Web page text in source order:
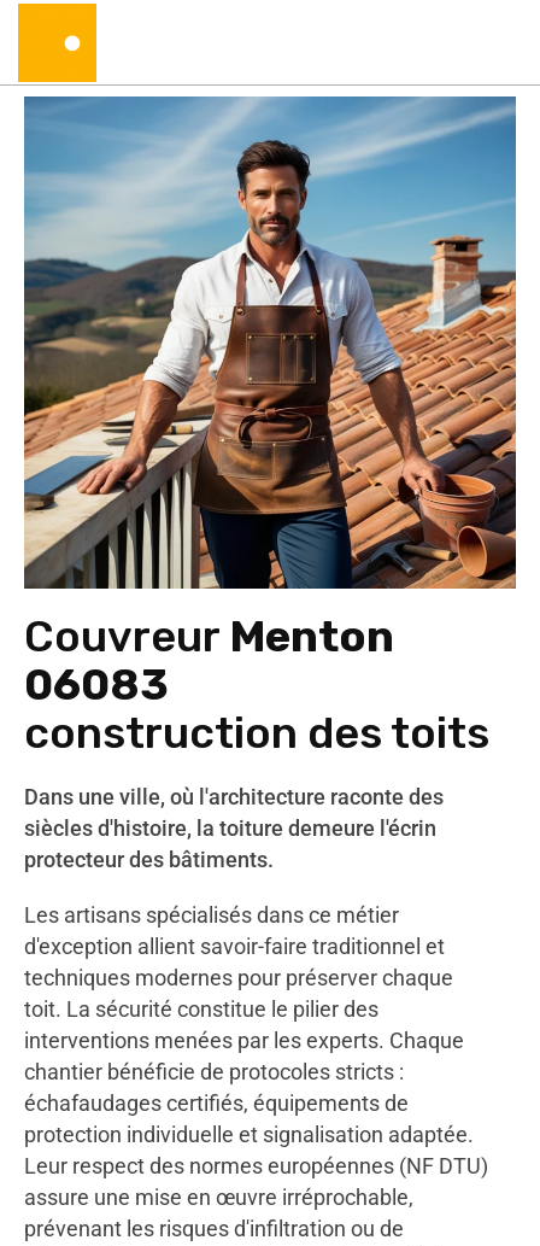
Couvreur Menton
06083
construction des toits
Dans une ville, où l'architecture raconte des
siècles d'histoire, la toiture demeure l'écrin
protecteur des bâtiments.
Les artisans spécialisés dans ce métier
d'exception allient savoir-faire traditionnel et
techniques modernes pour préserver chaque
toit. La sécurité constitue le pilier des
interventions menées par les experts. Chaque
chantier bénéficie de protocoles stricts :
échafaudages certifiés, équipements de
protection individuelle et signalisation adaptée.
Leur respect des normes européennes (NF DTU)
assure une mise en œuvre irréprochable,
prévenant les risques d'infiltration ou de